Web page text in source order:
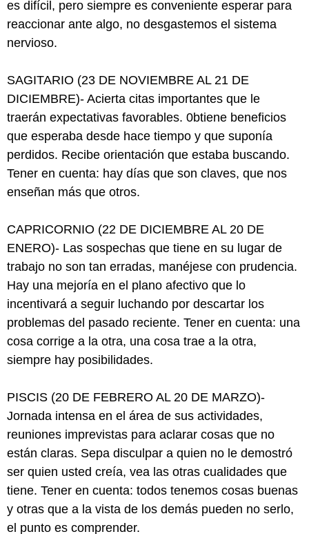
es difícil, pero siempre es conveniente esperar para
reaccionar ante algo, no desgastemos el sistema
nervioso.
SAGITARIO (23 DE NOVIEMBRE AL 21 DE
DICIEMBRE)- Acierta citas importantes que le
traerán expectativas favorables. 0btiene beneficios
que esperaba desde hace tiempo y que suponía
perdidos. Recibe orientación que estaba buscando.
Tener en cuenta: hay días que son claves, que nos
enseñan más que otros.
CAPRICORNIO (22 DE DICIEMBRE AL 20 DE
ENERO)- Las sospechas que tiene en su lugar de
trabajo no son tan erradas, manéjese con prudencia.
Hay una mejoría en el plano afectivo que lo
incentivará a seguir luchando por descartar los
problemas del pasado reciente. Tener en cuenta: una
cosa corrige a la otra, una cosa trae a la otra,
siempre hay posibilidades.
PISCIS (20 DE FEBRERO AL 20 DE MARZO)-
Jornada intensa en el área de sus actividades,
reuniones imprevistas para aclarar cosas que no
están claras. Sepa disculpar a quien no le demostró
ser quien usted creía, vea las otras cualidades que
tiene. Tener en cuenta: todos tenemos cosas buenas
y otras que a la vista de los demás pueden no serlo,
el punto es comprender.